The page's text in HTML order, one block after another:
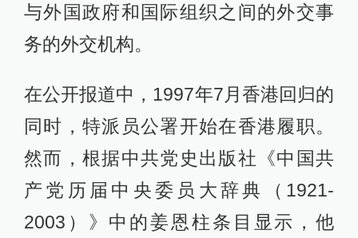
与外国政府和国际组织之间的外交事
务的外交机构。
在公开报道中，1997年7月香港回归的
同时，特派员公署开始在香港履职。
然而，根据中共党史出版社《中国共
产党历届中央委员大辞典（1921-
2003）》中的姜恩柱条目显示，他